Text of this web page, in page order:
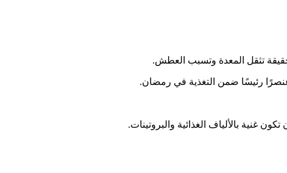
تثقل المعدة وتسبب العطش.
عنصرًا رئيسًا ضمن التغذية في رمضان.
بالألياف الغذائية والبروتينات.